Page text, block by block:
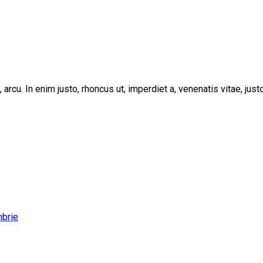
In enim justo, rhoncus ut, imperdiet a, venenatis vitae,